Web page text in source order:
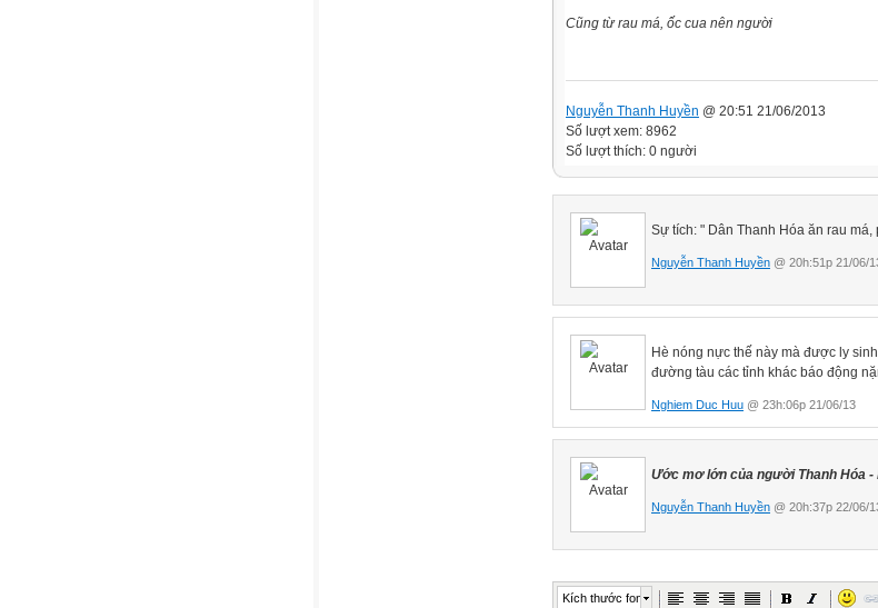
Cũng từ rau má, ốc cua nên người
Nguyễn Thanh Huyền @ 20:51 21/06/2013
Số lượt xem: 8962
Số lượt thích: 0 người
Sự tích: " Dân Thanh Hóa ăn rau
Nguyễn Thanh Huyền @ 20h:51p 21/06/
Hè nóng nực thế này mà được ly
đường tàu các tỉnh khác báo động
Nghiem Duc Huu @ 23h:06p 21/06/13
Ước mơ lớn của người Thanh Hóa -
Nguyễn Thanh Huyền @ 20h:37p 22/06/
Kích thước font